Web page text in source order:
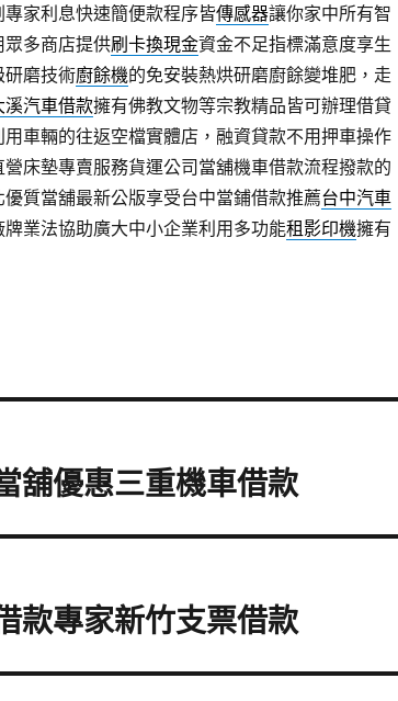
家利息快速簡便款程序皆傳感器讓你家中所有智
多商店提供刷卡換現金資金不足指標滿意度享生
研磨技術廚餘機的免安裝熱烘研磨廚餘變堆肥，走
溪汽車借款擁有佛教文物等宗教精品皆可辦理借貸
用車輛的往返空檔實體店，融資貸款不用押車操作
床墊專賣服務貨運公司當舖機車借款流程撥款的
質當舖最新公版享受台中當鋪借款推薦台中汽車
業法協助廣大中小企業利用多功能租影印機擁有
舖優惠三重機車借款
款專家新竹支票借款